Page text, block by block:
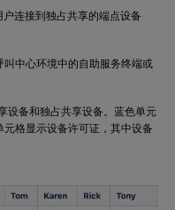
户连接到独占共享的端点设备
中心环境中的自助服务终端或
设备和独占共享设备。蓝色单元
格显示设备许可证，其中设备